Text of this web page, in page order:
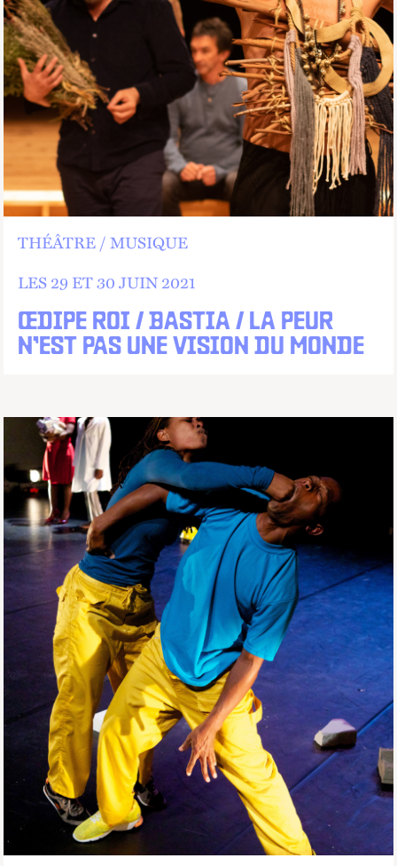
ŒDIPE ROI / BASTIA / LA PEUR
N’EST PAS UNE VISION DU MONDE
THÉÂTRE MUSIQUE
LES 29 ET30 JUIN 2021